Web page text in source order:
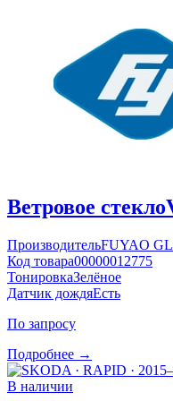
Ветровое стекло
ПроизводительFUYAO
Код товара00000012775
ТонировкаЗелёное
Датчик дождяЕсть
По запросу
Подробнее →
В наличии